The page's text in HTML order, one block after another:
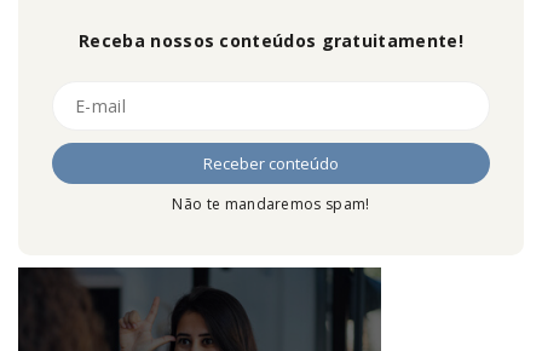
Receba nossos conteúdos gratuitamente!
Não te mandaremos spam!